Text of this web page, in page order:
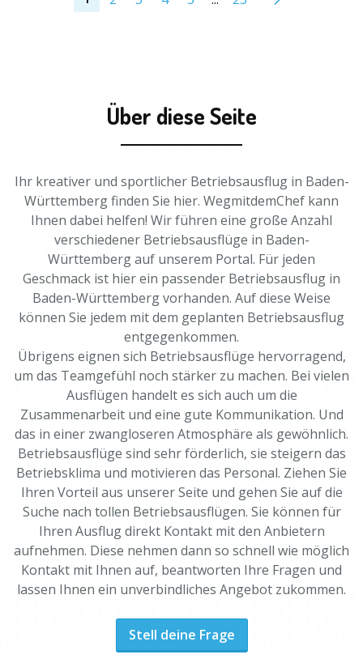
Über diese Seite
Ihr kreativer und sportlicher Betriebsausflug in Baden-
Württemberg finden Sie hier. WegmitdemChef kann
Ihnen dabei helfen! Wir führen eine große Anzahl
verschiedener Betriebsausflüge in Baden-
Württemberg auf unserem Portal. Für jeden
Geschmack ist hier ein passender Betriebsausflug in
Baden-Württemberg vorhanden. Auf diese Weise
können Sie jedem mit dem geplanten Betriebsausflug
entgegenkommen.
Übrigens eignen sich Betriebsausflüge hervorragend,
um das Teamgefühl noch stärker zu machen. Bei vielen
Ausflügen handelt es sich auch um die
Zusammenarbeit und eine gute Kommunikation. Und
das in einer zwangloseren Atmosphäre als gewöhnlich.
Betriebsausflüge sind sehr förderlich, sie steigern das
Betriebsklima und motivieren das Personal. Ziehen Sie
Ihren Vorteil aus unserer Seite und gehen Sie auf die
Suche nach tollen Betriebsausflügen. Sie können für
Ihren Ausflug direkt Kontakt mit den Anbietern
aufnehmen. Diese nehmen dann so schnell wie möglich
Kontakt mit Ihnen auf, beantworten Ihre Fragen und
lassen Ihnen ein unverbindliches Angebot zukommen.
Stell deine Frage